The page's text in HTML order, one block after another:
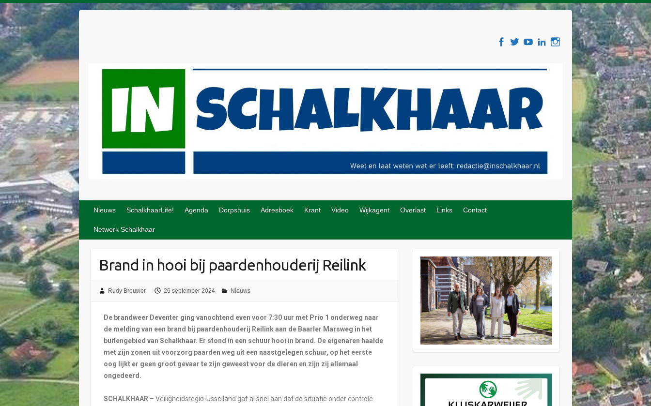
Nieuws SchalkhaarLife! Agenda Dorpshuis Adresboek Krant Video Wijkagent Overlast Links Contact
Netwerk Schalkhaar
Brand in hooi bij paardenhouderij Reilink
Rudy Brouwer 26 september 2024 Nieuws
De brandweer Deventer ging vanochtend even voor 7:30 uur met Prio 1 onderweg naar
de melding van een brand bij paardenhouderij Reilink aan de Baarler Marsweg in het
buitengebied van Schalkhaar. Er stond in een schuur hooi in brand. De eigenaren haalde
met zijn zonen uit voorzorg paarden weg uit een naastgelegen schuur, op het eerste
oog lijkt er geen groot gevaar te zijn geweest voor de dieren en zijn zij allemaal
ongedeerd.
SCHALKHAAR – Veiligheidsregio IJsselland gaf al snel aan dat de situatie onder controle